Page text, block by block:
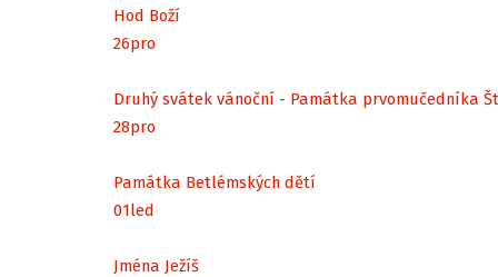
Hod Boží
26pro
Druhý svátek vánoční - Památka prvomučedníka
28pro
Památka Betlémských dětí
01led
Jména Ježíš